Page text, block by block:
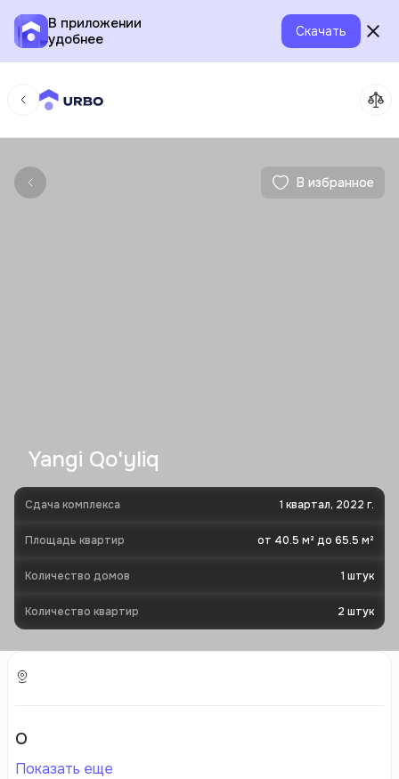
В приложении
удобнее
Скачать
В избранное
Yangi Qo'yliq
Сдача комплекса 1 квартал, 2022 г.
Площадь квартир от 40.5 м² до 65.5 м²
Количество домов 1 штук
Количество квартир 2 штук
О
Показать еще